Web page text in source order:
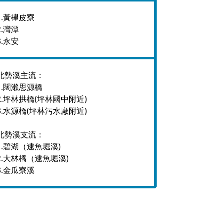
黃櫸皮寮
灣潭
永安
勢溪主流：
闊瀨思源橋
坪林拱橋(坪林國中附近)
水源橋(坪林污水廠附近)
勢溪支流：
碧湖（逮魚堀溪)
大林橋（逮魚堀溪)
金瓜寮溪